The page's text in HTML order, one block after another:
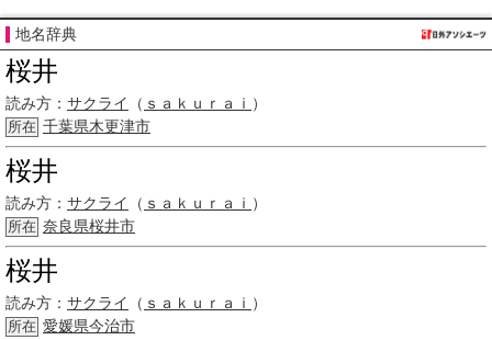
地名辞典
桜井
読み方： サクライ （ ｓａｋｕｒａｉ ）
所在 千葉県木更津市
桜井
読み方： サクライ （ ｓａｋｕｒａｉ ）
所在 奈良県桜井市
桜井
読み方： サクライ （ ｓａｋｕｒａｉ ）
所在 愛媛県今治市